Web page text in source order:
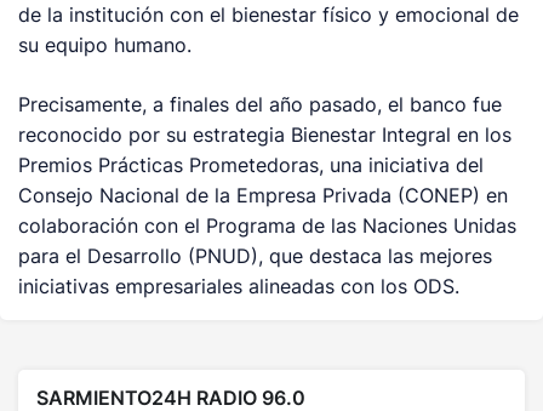
de la institución con el bienestar físico y emocional de
su equipo humano.
Precisamente, a finales del año pasado, el banco fue
reconocido por su estrategia Bienestar Integral en los
Premios Prácticas Prometedoras, una iniciativa del
Consejo Nacional de la Empresa Privada (CONEP) en
colaboración con el Programa de las Naciones Unidas
para el Desarrollo (PNUD), que destaca las mejores
iniciativas empresariales alineadas con los ODS.
SARMIENTO24H RADIO 96.0